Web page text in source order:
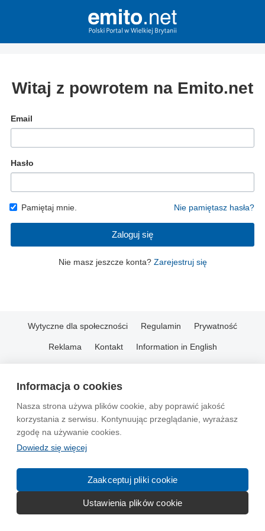
Informacja o cookies
Nasza strona używa plików cookie, aby poprawić jakość
korzystania z serwisu. Kontynuując przeglądanie, wyrażasz
zgodę na używanie cookies.
Dowiedz się więcej
Zaakceptuj pliki cookie
Ustawienia plików cookie
Witaj z powrotem na Emito.net
Email
Hasło
Pamiętaj mnie. Nie pamiętasz hasła?
Zaloguj się
Nie masz jeszcze konta? Zarejestruj się
Wytyczne dla społeczności Regulamin Prywatność
Reklama Kontakt Information in English